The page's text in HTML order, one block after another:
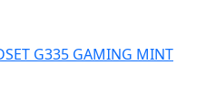
G335 GAMING MINT